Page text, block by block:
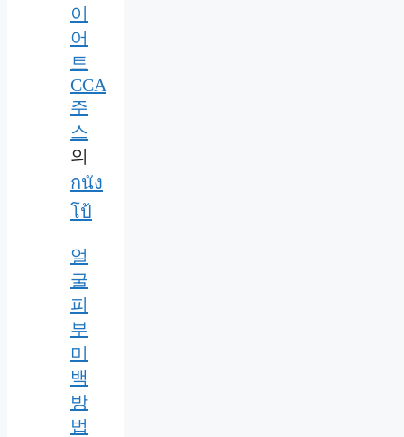
이
어
트
CCA
주
스
의
กนัง
โป้
얼
굴
피
부
미
백
방
법